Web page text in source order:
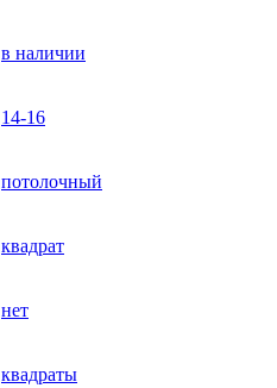
в наличии
14-16
потолочный
квадрат
нет
квадраты